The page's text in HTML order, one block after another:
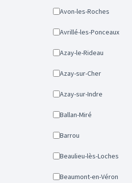
Avon-les-Roches
Avrillé-les-Ponceaux
Azay-le-Rideau
Azay-sur-Cher
Azay-sur-Indre
Ballan-Miré
Barrou
Beaulieu-lès-Loches
Beaumont-en-Véron